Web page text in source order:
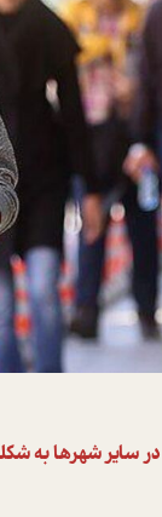
در سایر شهرها به